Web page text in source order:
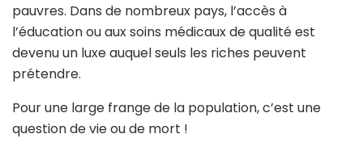
pauvres. Dans de nombreux pays, l’accès à
l’éducation ou aux soins médicaux de qualité est
devenu un luxe auquel seuls les riches peuvent
prétendre.
Pour une large frange de la population, c’est une
question de vie ou de mort !